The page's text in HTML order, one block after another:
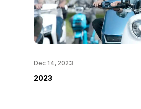
Dec 14, 2023
2023